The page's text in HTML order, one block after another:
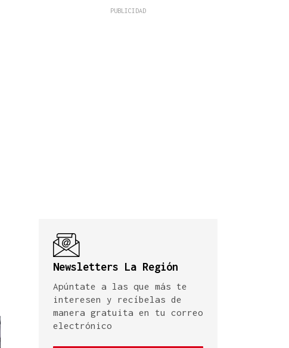
Newsletters La Región
Apúntate a las que más te
interesen y recíbelas de
manera gratuita en tu correo
electrónico